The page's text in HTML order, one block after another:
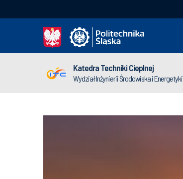
Katedra Techniki Cieplnej
Wydział Inżynierii Środowiska i Energetyki